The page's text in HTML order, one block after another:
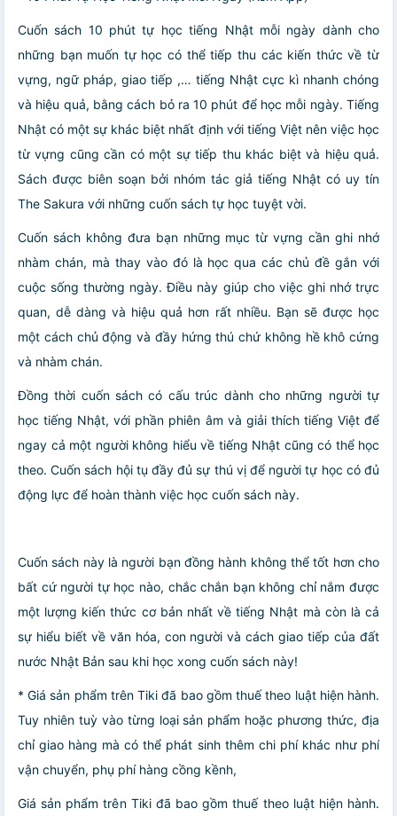
Cuốn sách 10 phút tự học tiếng Nhật mỗi ngày dành cho
những bạn muốn tự học có thể tiếp thu các kiến thức về từ
vựng, ngữ pháp, giao tiếp ,… tiếng Nhật cực kì nhanh chóng
và hiệu quả, bằng cách bỏ ra 10 phút để học mỗi ngày. Tiếng
Nhật có một sự khác biệt nhất định với tiếng Việt nên việc học
từ vựng cũng cần có một sự tiếp thu khác biệt và hiệu quả.
Sách được biên soạn bởi nhóm tác giả tiếng Nhật có uy tín
The Sakura với những cuốn sách tự học tuyệt vời.
Cuốn sách không đưa bạn những mục từ vựng cần ghi nhớ
nhàm chán, mà thay vào đó là học qua các chủ đề gắn với
cuộc sống thường ngày. Điều này giúp cho việc ghi nhớ trực
quan, dễ dàng và hiệu quả hơn rất nhiều. Bạn sẽ được học
một cách chủ động và đầy hứng thú chứ không hề khô cứng
và nhàm chán.
Đồng thời cuốn sách có cấu trúc dành cho những người tự
học tiếng Nhật, với phần phiên âm và giải thích tiếng Việt để
ngay cả một người không hiểu về tiếng Nhật cũng có thể học
theo. Cuốn sách hội tụ đầy đủ sự thú vị để người tự học có đủ
động lực để hoàn thành việc học cuốn sách này.
Cuốn sách này là người bạn đồng hành không thể tốt hơn cho
bất cứ người tự học nào, chắc chắn bạn không chỉ nắm được
một lượng kiến thức cơ bản nhất về tiếng Nhật mà còn là cả
sự hiểu biết về văn hóa, con người và cách giao tiếp của đất
nước Nhật Bản sau khi học xong cuốn sách này!
* Giá sản phẩm trên Tiki đã bao gồm thuế theo luật hiện hành.
Tuy nhiên tuỳ vào từng loại sản phẩm hoặc phương thức, địa
chỉ giao hàng mà có thể phát sinh thêm chi phí khác như phí
vận chuyển, phụ phí hàng cồng kềnh,
Giá sản phẩm trên Tiki đã bao gồm thuế theo luật hiện hành.